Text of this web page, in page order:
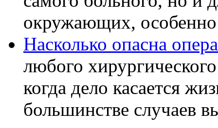
окружающих, особенно
Насколько опасна
любого
когда дело касается
большинстве случаев